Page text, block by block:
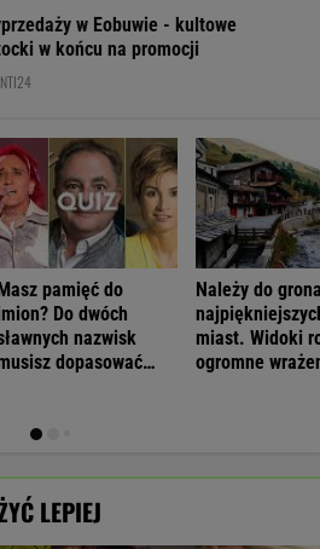
w Eobuwie - kultowe
w końcu na promocji
pamięć do
Do dwóch
nazwisk
dopasować
Należy do
miast. Widoki
ogromne
LEPIEJ